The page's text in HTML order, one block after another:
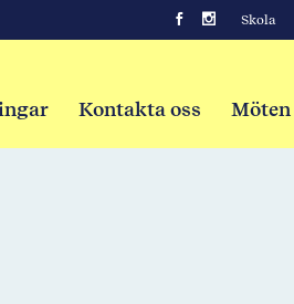
Skola
Kontakta oss Möten